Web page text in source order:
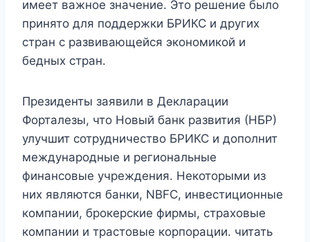
имеет важное значение. Это решение было
принято для поддержки БРИКС и других
стран с развивающейся экономикой и
бедных стран.
Президенты заявили в Декларации
Форталезы, что Новый банк развития (НБР)
улучшит сотрудничество БРИКС и дополнит
международные и региональные
финансовые учреждения. Некоторыми из
них являются банки, NBFC, инвестиционные
компании, брокерские фирмы, страховые
компании и трастовые корпорации. читать